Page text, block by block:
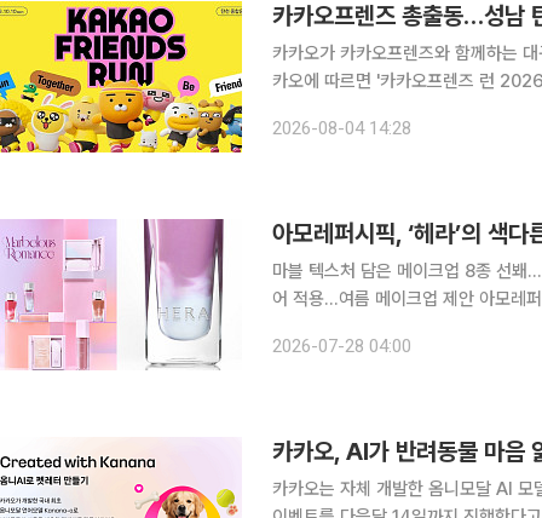
카카오프렌즈 총출동…성남
카카오가 카카오프렌즈와 함께하는 대
카오에 따르면 '카카오프렌즈 런
카오의 다양한 서비스를 결합한 체험형
2026-08-04 14:28
마블 텍스처 담은 메이크업 8종 선봬
어 적용…여름 메이크업 제안 아모레퍼시픽의 컨템포러리 서울 뷰티 브랜드 헤라(HERA)가 마블 텍
'마블러스 로맨스'는 서로 다른 컬러와
2026-07-28 04:00
카카오, AI가 반려동물 마음
카카오는 자체 개발한 옴니모달 AI